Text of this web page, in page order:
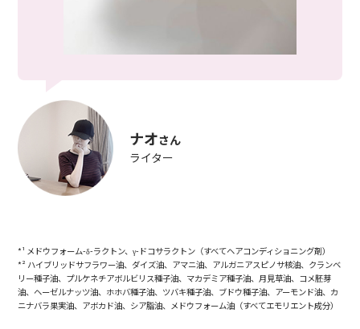
ナオさん
ライター
*¹ メドウフォーム-δ-ラクトン、γ-ドコサラクトン（すべてヘアコンディショニング剤）
*² ハイブリッドサフラワー油、ダイズ油、アマニ油、アルガニアスピノサ核油、クランベ
リー種子油、プルケネチアボルビリス種子油、マカデミア種子油、月見草油、コメ胚芽
油、ヘーゼルナッツ油、ホホバ種子油、ツバキ種子油、ブドウ種子油、アーモンド油、カ
ニナバラ果実油、アボカド油、シア脂油、メドウフォーム油（すべてエモリエント成分）